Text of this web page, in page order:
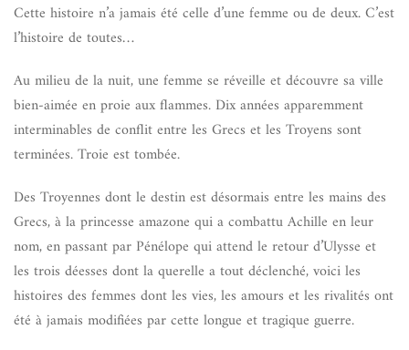
Cette histoire n’a jamais été celle d’une femme ou de deux. C’est
l’histoire de toutes…
Au milieu de la nuit, une femme se réveille et découvre sa ville
bien-aimée en proie aux flammes. Dix années apparemment
interminables de conflit entre les Grecs et les Troyens sont
terminées. Troie est tombée.
Des Troyennes dont le destin est désormais entre les mains des
Grecs, à la princesse amazone qui a combattu Achille en leur
nom, en passant par Pénélope qui attend le retour d’Ulysse et
les trois déesses dont la querelle a tout déclenché, voici les
histoires des femmes dont les vies, les amours et les rivalités ont
été à jamais modifiées par cette longue et tragique guerre.